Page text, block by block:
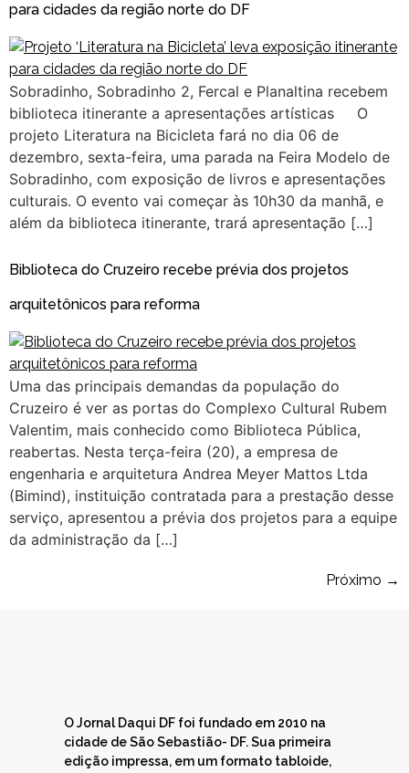
para cidades da região norte do DF
Sobradinho, Sobradinho 2, Fercal e Planaltina recebem
biblioteca itinerante a apresentações artísticas O
projeto Literatura na Bicicleta fará no dia 06 de
dezembro, sexta-feira, uma parada na Feira Modelo de
Sobradinho, com exposição de livros e apresentações
culturais. O evento vai começar às 10h30 da manhã, e
além da biblioteca itinerante, trará apresentação […]
Biblioteca do Cruzeiro recebe prévia dos projetos
arquitetônicos para reforma
Uma das principais demandas da população do
Cruzeiro é ver as portas do Complexo Cultural Rubem
Valentim, mais conhecido como Biblioteca Pública,
reabertas. Nesta terça-feira (20), a empresa de
engenharia e arquitetura Andrea Meyer Mattos Ltda
(Bimind), instituição contratada para a prestação desse
serviço, apresentou a prévia dos projetos para a equipe
da administração da […]
Próximo →
O Jornal Daqui DF foi fundado em 2010 na
cidade de São Sebastião- DF. Sua primeira
edição impressa, em um formato tabloide,